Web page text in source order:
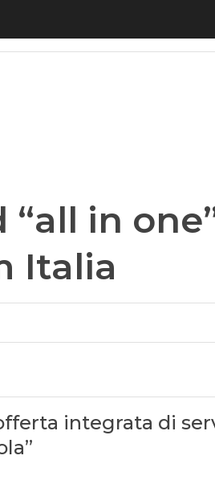
in
Italia
integrata di